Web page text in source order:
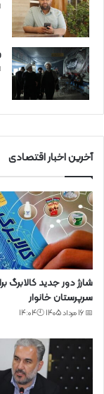
📅
📅
آخرین اخبار اقتصادی
شارژ دور جدید کالابرگ
سرپرستان خانوار
📅 16 مرداد 1405 🕙14:04